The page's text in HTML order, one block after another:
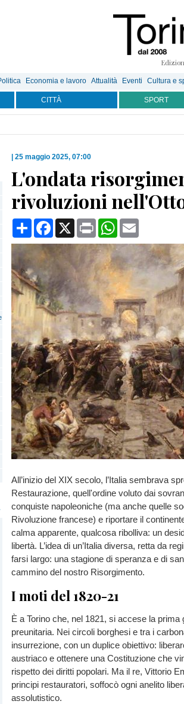
Economia e lavoro Attualità Eventi Cultura e
CITTÀ SPORT
25 maggio 2025, 07:00
L'ondata
rivoluzioni
CondividiFacebook
X Print WhatsApp
All’inizio del XIX secolo, l’Italia sembrava
Restaurazione, quell'ordine voluto dai
conquiste napoleoniche (ma anche quelle
Rivoluzione francese) e riportare il
calma apparente, qualcosa ribolliva: un
libertà. L’idea di un’Italia diversa, retta da
farsi largo: una stagione di speranza e di
cammino del nostro Risorgimento.
I moti del 1820-21
È a Torino che, nel 1821, si accese la prima
preunitaria. Nei circoli borghesi e tra i
insurrezione, con un duplice obiettivo:
austriaco e ottenere una Costituzione che
rispetto dei diritti popolari. Ma il re, Vittorio
principi restauratori, soffocò ogni anelito
assolutistico.